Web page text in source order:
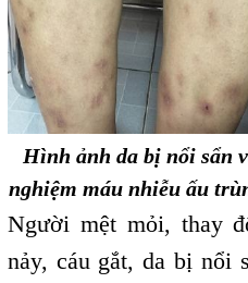
Hình ảnh da bị nổi sẩn
nghiệm máu nhiễu ấu
Người mệt mỏi, thay
nảy, cáu gắt, da bị nổi